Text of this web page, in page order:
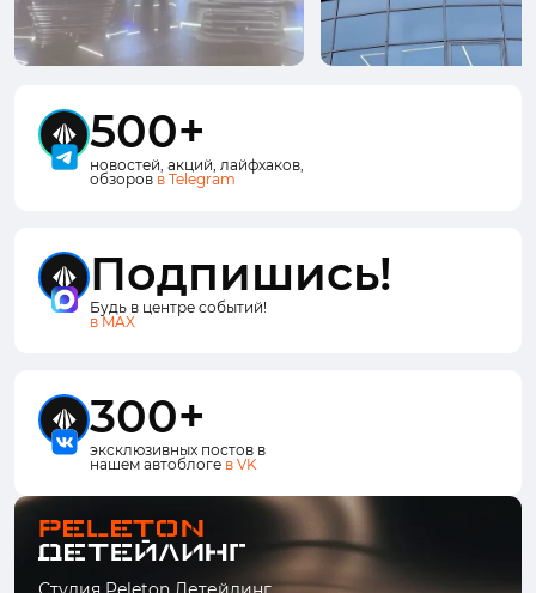
500+
новостей, акций, лайфхаков,
обзоров в Telegram
Подпишись!
Будь в центре событий!
в MAX
300+
эксклюзивных постов в
нашем автоблоге в VK